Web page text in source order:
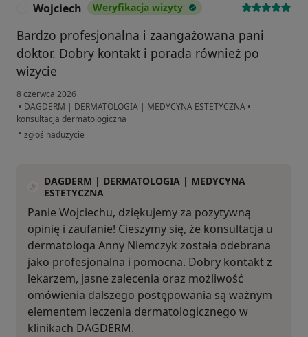
Wojciech Weryfikacja wizyty
Bardzo profesjonalna i zaangażowana pani
doktor. Dobry kontakt i porada również po
wizycie
8 czerwca 2026
• DAGDERM | DERMATOLOGIA | MEDYCYNA ESTETYCZNA •
konsultacja dermatologiczna
• w opinii użytkownika Wojciech
zgłoś nadużycie
DAGDERM | DERMATOLOGIA | MEDYCYNA
ESTETYCZNA
Panie Wojciechu, dziękujemy za pozytywną
opinię i zaufanie! Cieszymy się, że konsultacja u
dermatologa Anny Niemczyk została odebrana
jako profesjonalna i pomocna. Dobry kontakt z
lekarzem, jasne zalecenia oraz możliwość
omówienia dalszego postępowania są ważnym
elementem leczenia dermatologicznego w
klinikach DAGDERM.